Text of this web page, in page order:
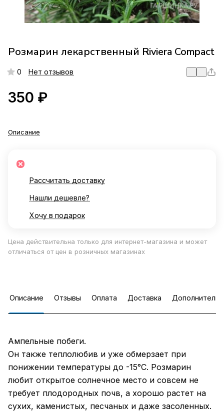
Розмарин лекарственный Riviera Compact
0 Нет отзывов
350 ₽
Описание
Рассчитать доставку
Нашли дешевле?
Хочу в подарок
Цена действительна только для интернет-магазина и может
отличаться от цен в розничных магазинах
Описание Отзывы Оплата Доставка
Ампельные побеги.
Он также теплолюбив и уже обмерзает при
понижении температуры до -15°С. Розмарин
любит открытое солнечное место и совсем не
требует плодородных почв, а хорошо растет на
сухих, каменистых, песчаных и даже засоленных.